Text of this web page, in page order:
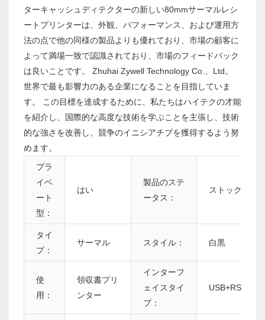
ターキャッシュディテクターの新しい80mmサーマルレシ
ートプリンターは、外観、パフォーマンス、および運用方
法の点で他の同様の製品よりも優れており、市場の顧客に
よって満場一致で認識されており、市場のフィードバック
は良いことです。 Zhuhai Zywell Technology Co.、Ltd。
世界で最も影響力のある企業になることを目指していま
す。 この目標を達成するために、私たちはハイテクの才能
を紹介し、国際的な高度な技術を学ぶことを主張し、技術
的な強さを改善し、競争のイニシアチブを獲得するよう努
めます。
プラ
イベ
ート
型：
はい
製品のステ
ータス：
ストック
タイ
プ：
サーマル スタイル： 白黒
使
用：
領収書プリ
ンター
インターフ
ェイスタイ
プ：